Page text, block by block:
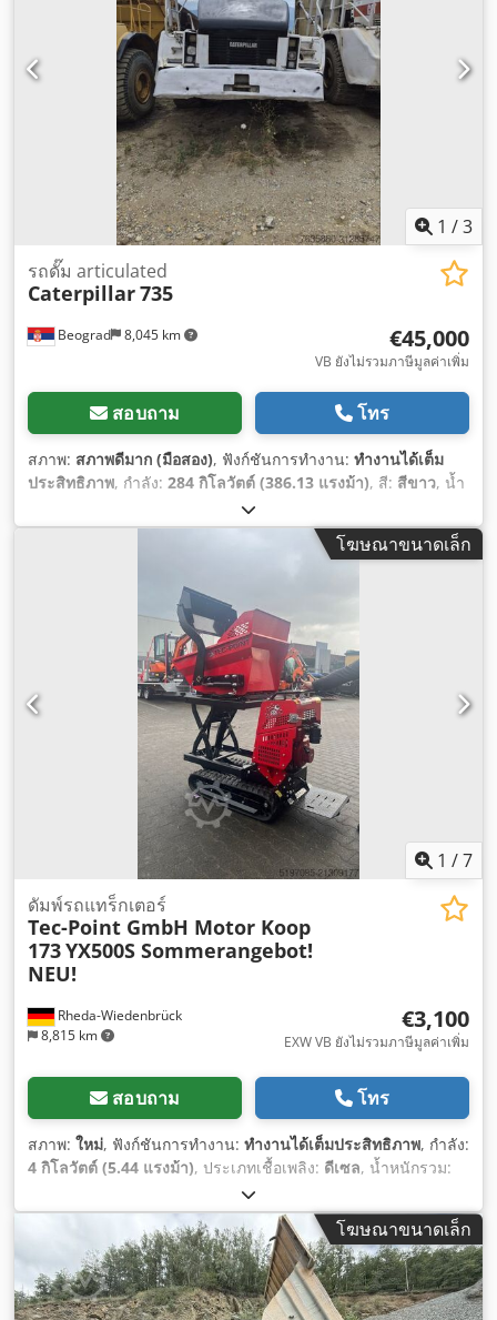
1 /3
Beograd 8,045 km
รถดั๊ม articulated
Caterpillar735
€45,000
VB ยังไม่รวมภาษีมูลค่าเพิ่ม
สอบถาม โทร
สภาพ: สภาพดีมาก (มือสอง), ฟังก์ชันการทำงาน: ทำงานได้เต็ม
ประสิทธิภาพ, กำลัง: 284 กิโลวัตต์ (386.13 แรงม้า), สี: สีขาว, น้ำ
, ปีที่ผลิต:
เครื่องจักร/ยานพาหนะ:CAT00735JB1N00920,
โฆษณาขนาดเล็ก
1 /7
Rheda-Wiedenbrück
8,815 km
ดัมพ์รถแทร็กเตอร์
Tec-Point GmbH Motor Koop
173YX500S Sommerangebot!
NEU!
€3,100
EXW VB ยังไม่รวมภาษีมูลค่าเพิ่ม
สอบถาม โทร
สภาพ: ใหม่, ฟังก์ชันการทำงาน: ทำงานได้เต็มประสิทธิภาพ, กำลัง:
4 กิโลวัตต์ (5.44 แรงม้า), ประเภทเชื้อเพลิง: ดีเซล, น้ำหนักรวม:
500 กก.
ปีที่ผลิต:2025, อุปกรณ์:แทร็ครถสายพานยาง, ไฮดรอลิก,
โฆษณาขนาดเล็ก